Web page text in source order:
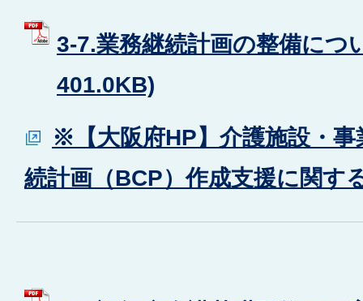
3-7.業務継続計画の整備につ
401.0KB)
※【大阪府HP】介護施設・
続計画（BCP）作成支援に関す